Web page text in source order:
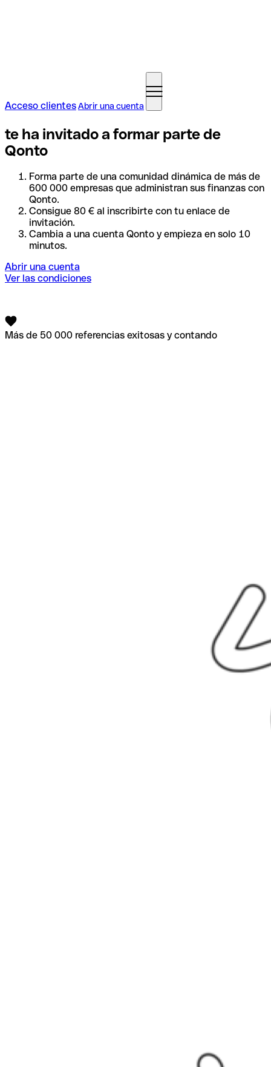
Acceso clientesAbrir una cuenta
te ha invitado a formar parte de
Qonto
Forma parte de una comunidad dinámica de más de
600 000 empresas que administran sus finanzas con
Qonto.
Consigue 80 € al inscribirte con tu enlace de
invitación.
Cambia a una cuenta Qonto y empieza en solo 10
minutos.
Abrir una cuenta
Ver las condiciones
Más de 50 000 referencias exitosas y contando